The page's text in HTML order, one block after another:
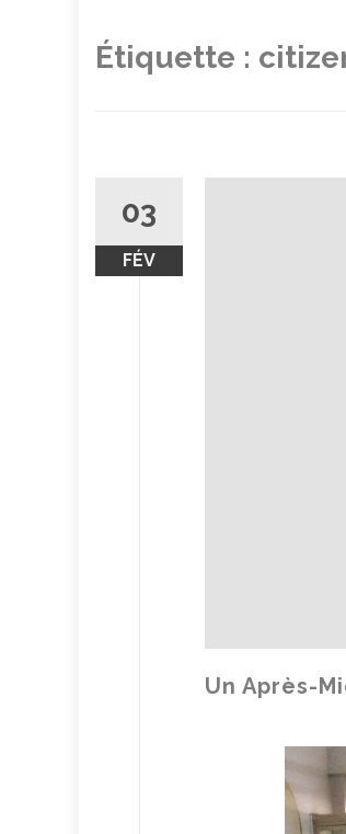
Étiquette :
03
FÉV
Un Après-